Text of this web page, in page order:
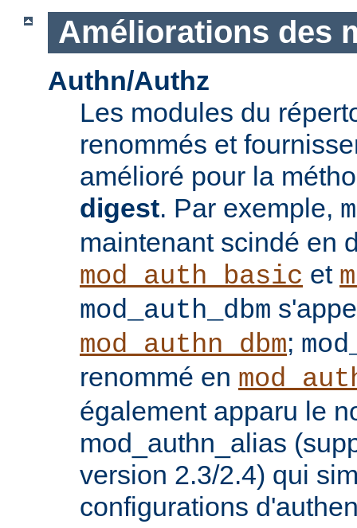
Améliorations des
Authn/Authz
Les modules du
renommés et
amélioré pour la
digest. Par exemple,
maintenant scindé en
mod_auth_basic et
mod_auth_dbm
mod_authn_dbm;
renommé en
également apparu le
mod_authn_alias
version 2.3/2.4) qui
configurations